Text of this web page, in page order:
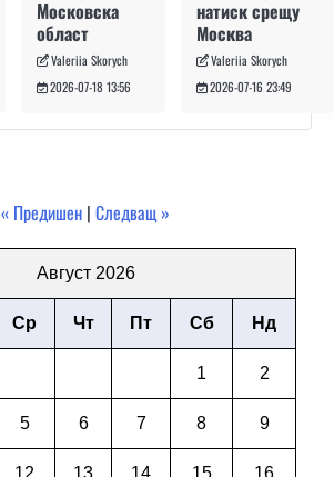
Московска
област
Valeriia Skorych
2026-07-18 13:56
натиск срещу
Москва
Valeriia Skorych
2026-07-16 23:49
« Предишен | Следващ »
Август 2026
Ср Чт Пт Сб Нд
1 2
5 6 7 8 9